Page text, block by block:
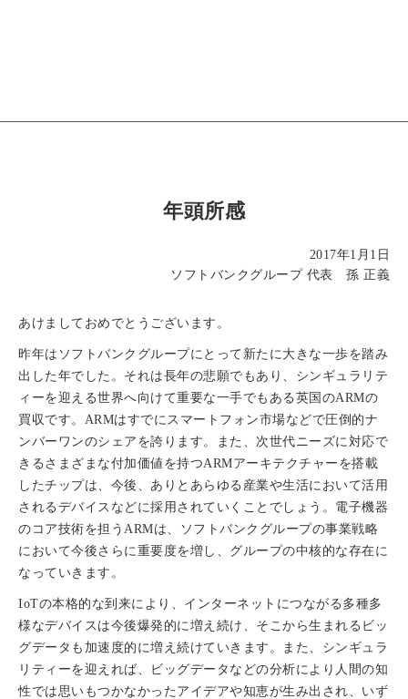
年頭所感
2017年1月1日
ソフトバンクグループ 代表 孫 正義
あけましておめでとうございます。
昨年はソフトバンクグループにとって新たに大きな一歩を踏み
出した年でした。それは長年の悲願でもあり、シンギュラリテ
ィーを迎える世界へ向けて重要な一手でもある英国のARMの
買収です。ARMはすでにスマートフォン市場などで圧倒的ナ
ンバーワンのシェアを誇ります。また、次世代ニーズに対応で
きるさまざまな付加価値を持つARMアーキテクチャーを搭載
したチップは、今後、ありとあらゆる産業や生活において活用
されるデバイスなどに採用されていくことでしょう。電子機器
のコア技術を担うARMは、ソフトバンクグループの事業戦略
において今後さらに重要度を増し、グループの中核的な存在に
なっていきます。
IoTの本格的な到来により、インターネットにつながる多種多
様なデバイスは今後爆発的に増え続け、そこから生まれるビッ
グデータも加速度的に増え続けていきます。また、シンギュラ
リティーを迎えれば、ビッグデータなどの分析により人間の知
性では思いもつかなかったアイデアや知恵が生み出され、いず